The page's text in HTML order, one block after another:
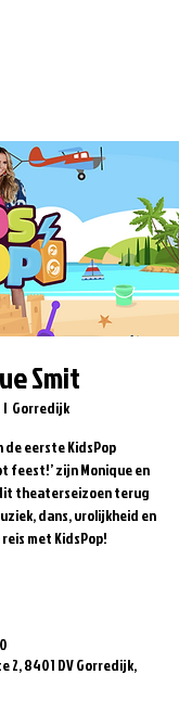
Smit
|
Gorredijk
de eerste KidsPop
feest!’ zijn Monique en
theaterseizoen terug
dans, vrolijkheid en
met KidsPop!
8401 DV Gorredijk,